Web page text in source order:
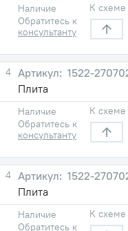
Наличие
Обратитесь к
консультанту
К схеме
4
1522-
Плита
Наличие
Обратитесь к
консультанту
К схеме
4
1522-
Плита
Наличие
Обратитесь к
К схеме